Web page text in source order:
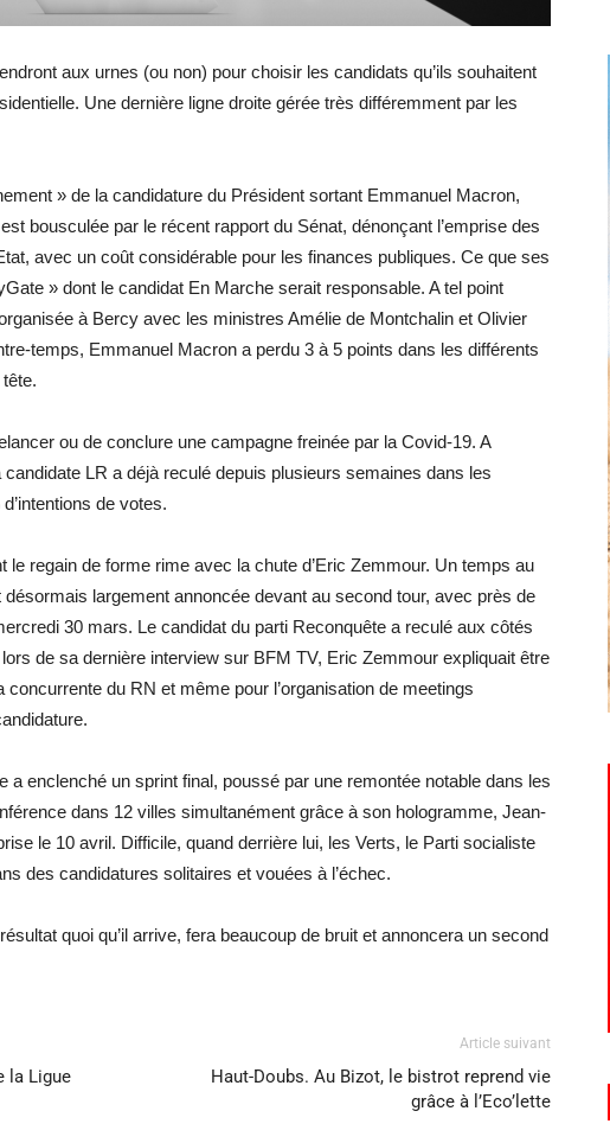
aux urnes (ou non) pour choisir les candidats qu’ils souhaitent
Une dernière ligne droite gérée très différemment par les
» de la candidature du Président sortant Emmanuel Macron,
bousculée par le récent rapport du Sénat, dénonçant l’emprise des
avec un coût considérable pour les finances publiques. Ce que ses
» dont le candidat En Marche serait responsable. A tel point
à Bercy avec les ministres Amélie de Montchalin et Olivier
temps, Emmanuel Macron a perdu 3 à 5 points dans les différents
ou de conclure une campagne freinée par la Covid-19. A
candidate LR a déjà reculé depuis plusieurs semaines dans les
de votes.
le regain de forme rime avec la chute d’Eric Zemmour. Un temps au
largement annoncée devant au second tour, avec près de
30 mars. Le candidat du parti Reconquête a reculé aux côtés
de sa dernière interview sur BFM TV, Eric Zemmour expliquait être
du RN et même pour l’organisation de meetings
a enclenché un sprint final, poussé par une remontée notable dans les
dans 12 villes simultanément grâce à son hologramme, Jean-
le 10 avril. Difficile, quand derrière lui, les Verts, le Parti socialiste
des candidatures solitaires et vouées à l’échec.
quoi qu’il arrive, fera beaucoup de bruit et annoncera un second
la Ligue
Article suivant
Haut-Doubs. Au Bizot, le bistrot reprend vie
grâce à l’Eco’lette